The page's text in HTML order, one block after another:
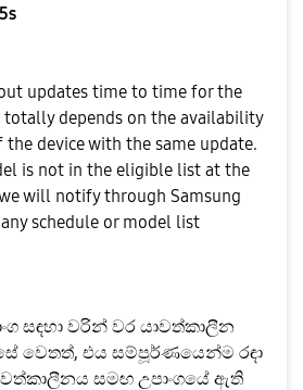
updates time to time for the
totally depends on the availability
device with the same update.
is not in the eligible list at the
will notify through Samsung
schedule or model list
සඳහා වරින් වර යාවත්කාලීන
වෙතත්, එය සම්පූර්ණයෙන්ම රඳා
සමඟ උපාංගයේ ඇති